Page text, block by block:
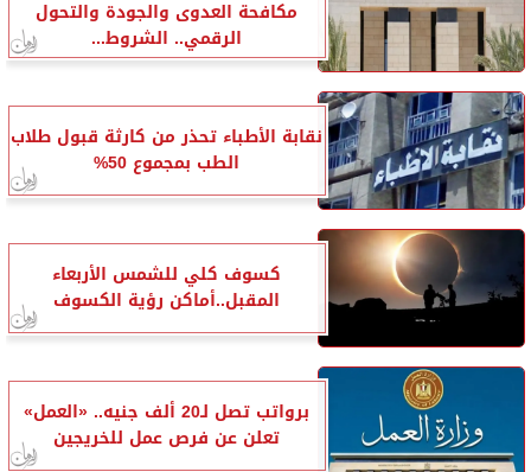
مكافحة العدوى والجودة والتحول
الرقمي.. الشروط...
نقابة الأطباء تحذر من كارثة قبول طلاب
الطب بمجموع 50%
كسوف كلي للشمس الأربعاء
المقبل..أماكن رؤية الكسوف
برواتب تصل لـ20 ألف جنيه.. «العمل»
تعلن عن فرص عمل للخريجين